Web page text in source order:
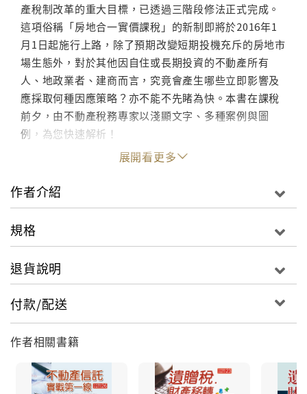
產稅制改革的重大目標，已透過三階段修法正式完成。
這項俗稱「房地合一實價課稅」的新制即將於2016年1
月1日起施行上路，除了預期改變短期投機充斥的房地市
場生態外，對於其他因自住或長期投資的不動產所有
人、地政業者、建商而言，究竟會產生哪些立即影響及
應採取何種因應策略？亦不能不先睹為快。本書在課稅
前夕，由不動產稅務專家以淺顯文字、多種案例與圖
例，為您快速解析！
展開看更多
作者介紹
規格
退貨說明
付款/配送
作者相關書籍